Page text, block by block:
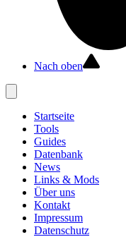
Nach oben
Startseite
Tools
Guides
Datenbank
News
Links & Mods
Über uns
Kontakt
Impressum
Datenschutz